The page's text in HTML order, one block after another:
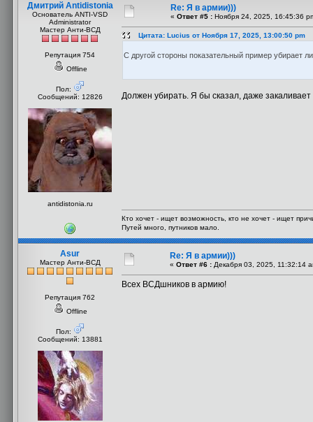
Дмитрий Antidistonia
Основатель ANTI-VSD
Administrator
Мастер Анти-ВСД
Репутация 754
Offline
Пол:
Сообщений: 12826
antidistonia.ru
Re: Я в армии)))
« Ответ #5 : Ноября 24, 2025, 16:45:36
Цитата: Lucius от Ноября 17, 2025, 13:00:50 pm
С другой стороны показательный пример убирает
Должен убирать. Я бы сказал, даже закаливает
Кто хочет - ищет возможность, кто не хочет - ищет
Путей много, путников мало.
Asur
Мастер Анти-ВСД
Репутация 762
Offline
Пол:
Сообщений: 13881
Re: Я в армии)))
« Ответ #6 : Декабря 03, 2025, 11:32:14
Всех ВСДшников в армию!